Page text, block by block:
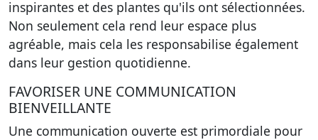
inspirantes et des plantes qu'ils ont sélectionnées.
Non seulement cela rend leur espace plus
agréable, mais cela les responsabilise également
dans leur gestion quotidienne.
FAVORISER UNE COMMUNICATION
BIENVEILLANTE
Une communication ouverte est primordiale pour